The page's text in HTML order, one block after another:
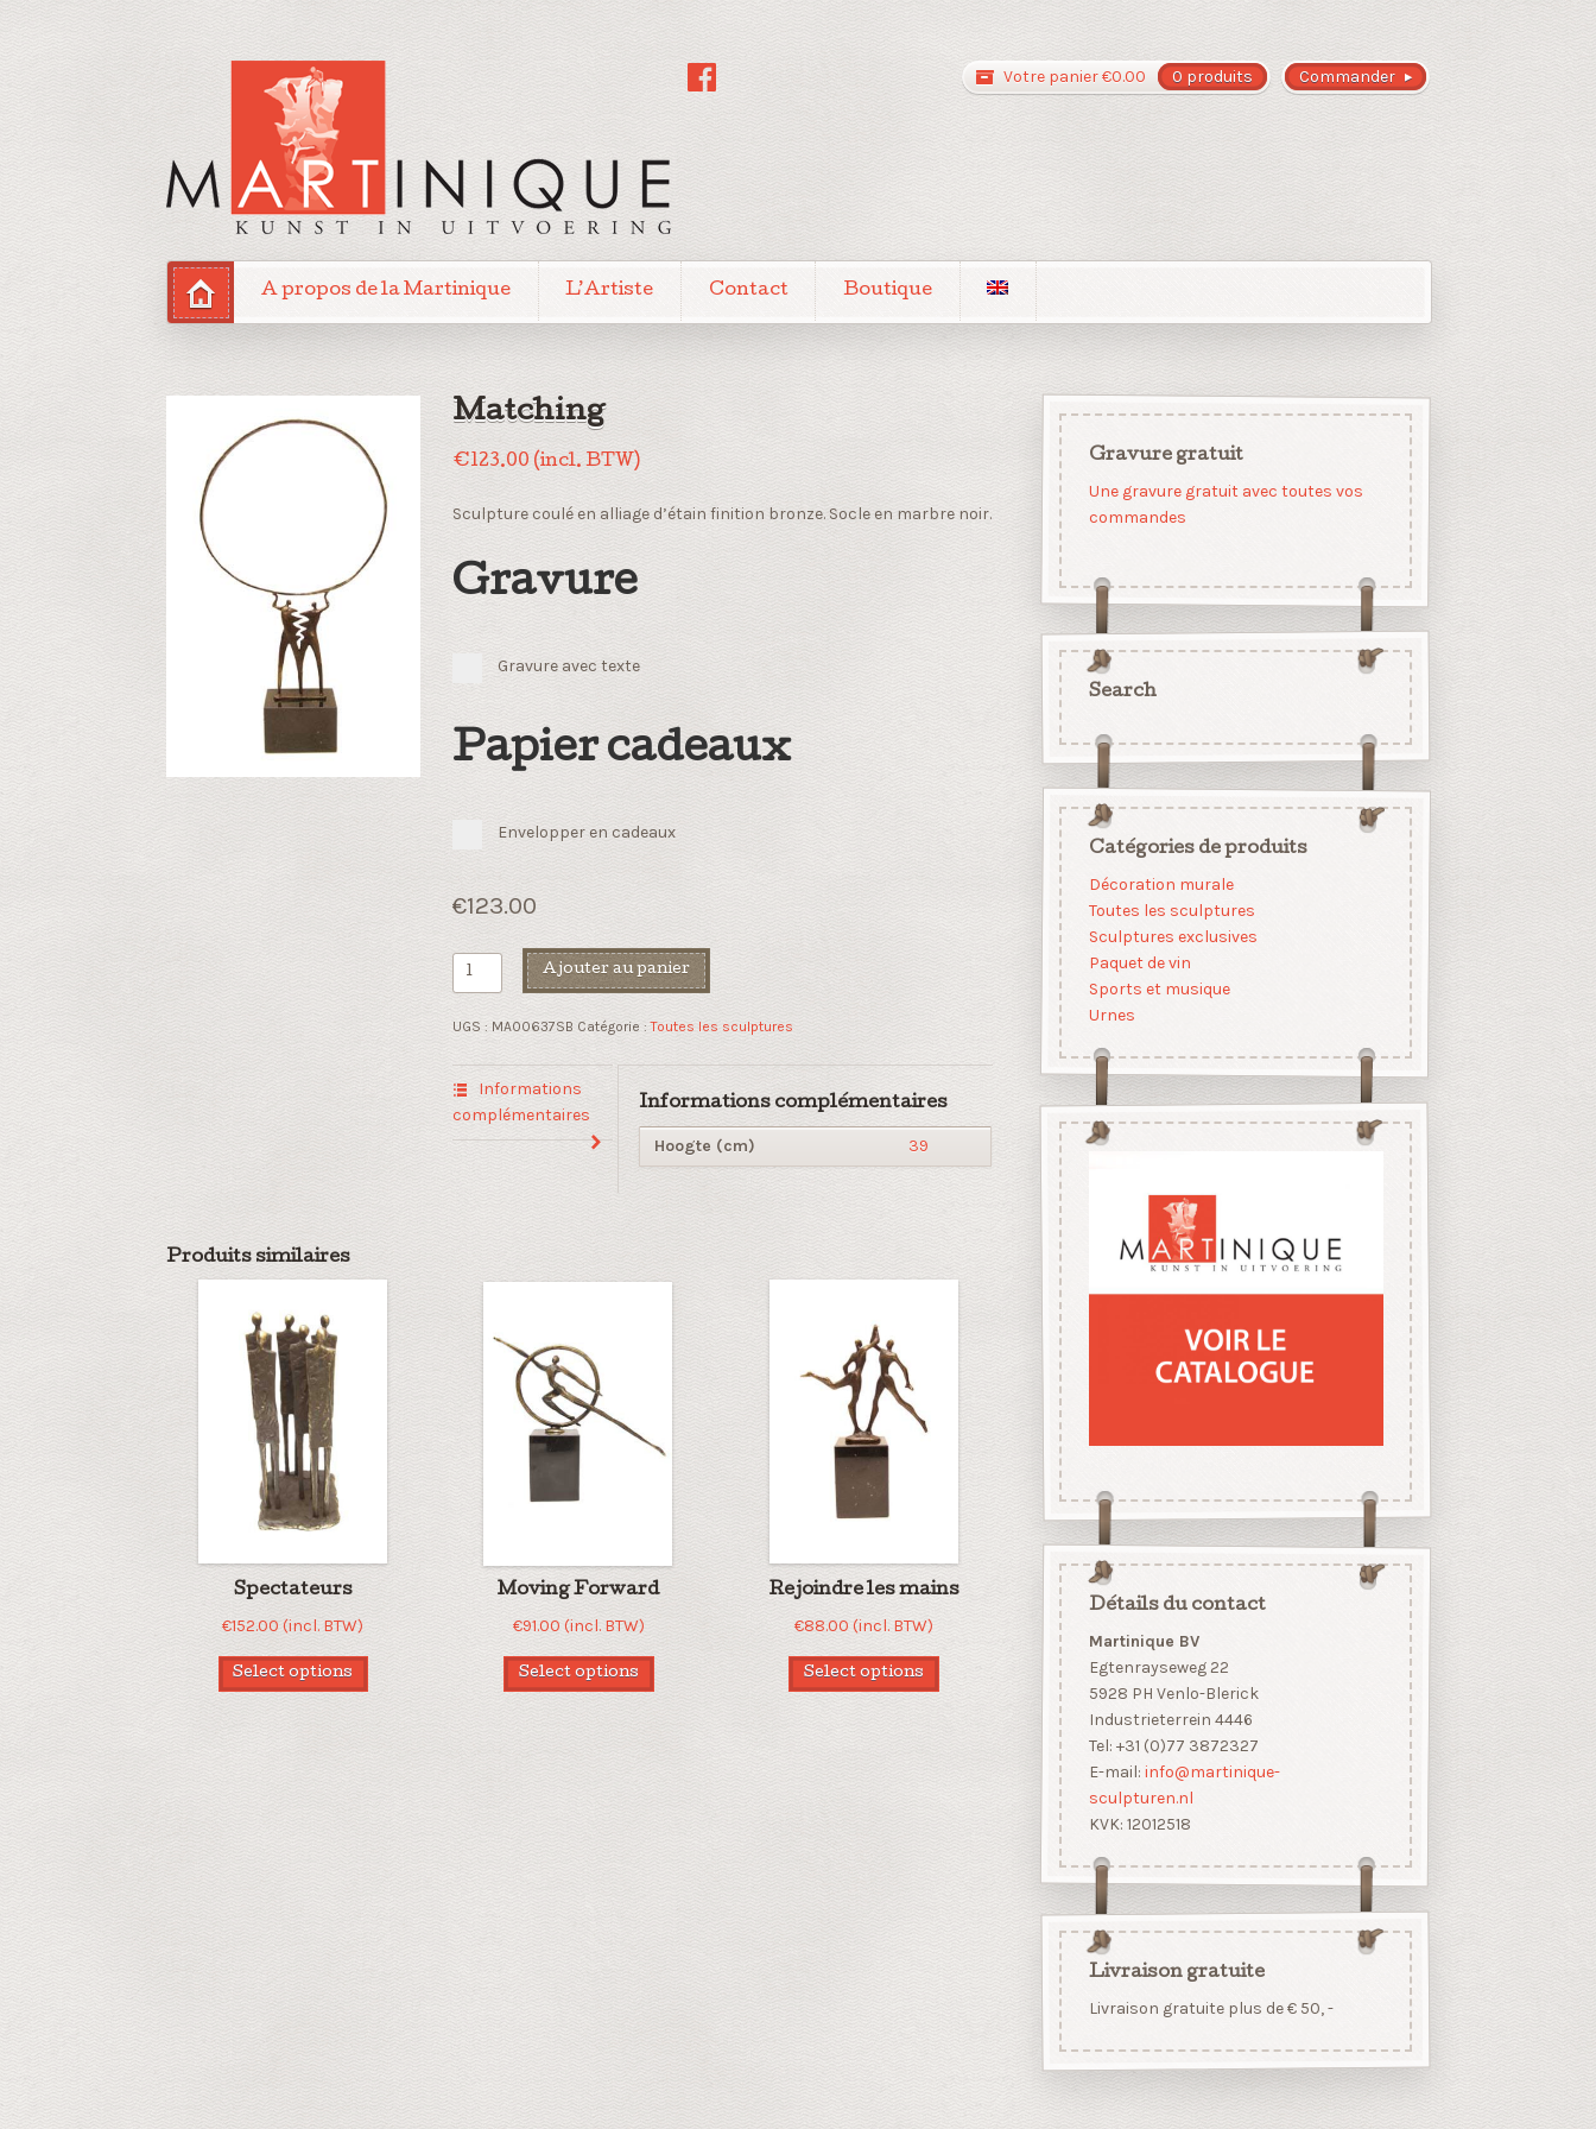
Commander
Votre panier€0.00 0 produits
A propos de la Martinique L’Artiste Contact Boutique
Matching
€123.00 (incl. BTW)
Sculpture coulé en alliage d’étain finition bronze. Socle en marbre noir.
Gravure
Gravure avec texte
Papier cadeaux
Envelopper en cadeaux
€123.00
quantité
de
Ajouter au panier
UGS : MA00637SB Catégorie :Toutes les sculptures
Informations
complémentaires
Informations complémentaires
Hoogte (cm) 39
Produits similaires
Spectateurs
€152.00 (incl. BTW)
Select options
Moving Forward
€91.00 (incl. BTW)
Select options
Rejoindre les mains
€88.00 (incl. BTW)
Select options
Gravure gratuit
Une gravure gratuit avec toutes vos
commandes
Search
Catégories de produits
Décoration murale
Toutes les sculptures
Sculptures exclusives
Paquet de vin
Sports et musique
Urnes
Détails du contact
Martinique BV
Egtenrayseweg 22
5928 PH Venlo-Blerick
Industrieterrein 4446
Tel: +31 (0)77 3872327
E-mail: info@martinique-
sculpturen.nl
KVK: 12012518
Livraison gratuite
Livraison gratuite plus de € 50, -